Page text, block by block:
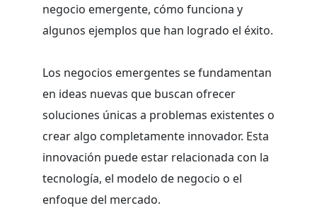
negocio emergente, cómo funciona y
algunos ejemplos que han logrado el éxito.
Los negocios emergentes se fundamentan
en ideas nuevas que buscan ofrecer
soluciones únicas a problemas existentes o
crear algo completamente innovador. Esta
innovación puede estar relacionada con la
tecnología, el modelo de negocio o el
enfoque del mercado.